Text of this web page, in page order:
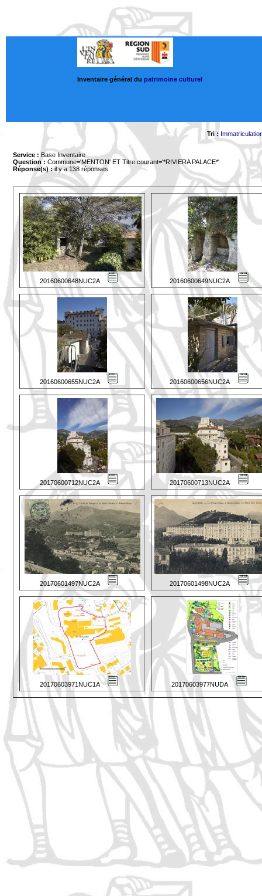
Inventaire général du patrimoine culturel
Tri :
Service : Base Inventaire
Question : Commune='MENTON' ET Titre courant='*RIVIERA PALACE*'
Réponse(s) :il y a 138 réponses
20160600648NUC2A 20160600649NUC2A
20160600655NUC2A 20160600656NUC2A
20170600712NUC2A 20170600713NUC2A
20170601497NUC2A 20170601498NUC2A
20170603971NUC1A 20170603977NUDA